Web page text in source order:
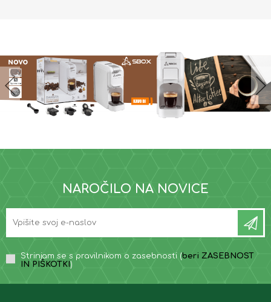
NAROČILO NA NOVICE
Strinjam se s pravilnikom o zasebnosti (beri ZASEBNOST
IN PIŠKOTKI )